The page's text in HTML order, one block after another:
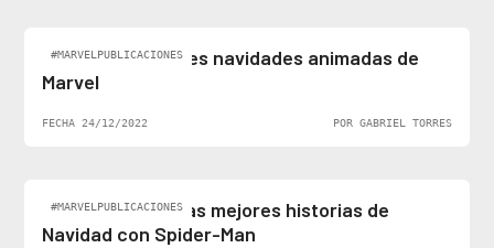
#MARVELPUBLICACIONES
Top 5: Las mejores navidades animadas de
Marvel
FECHA 24/12/2022 POR GABRIEL TORRES
#MARVELPUBLICACIONES
Felices fiestas: las mejores historias de
Navidad con Spider-Man